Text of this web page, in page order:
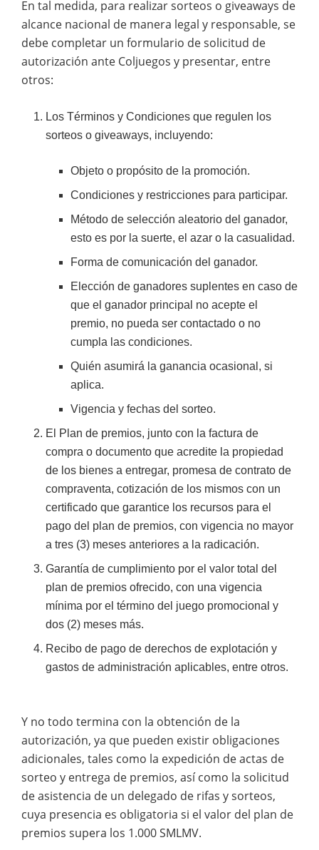
En tal medida, para realizar sorteos o giveaways de
alcance nacional de manera legal y responsable, se
debe completar un formulario de solicitud de
autorización ante Coljuegos y presentar, entre
otros:
Los Términos y Condiciones que regulen los
sorteos o giveaways, incluyendo:
Objeto o propósito de la promoción.
Condiciones y restricciones para participar.
Método de selección aleatorio del ganador,
esto es por la suerte, el azar o la casualidad.
Forma de comunicación del ganador.
Elección de ganadores suplentes en caso de
que el ganador principal no acepte el
premio, no pueda ser contactado o no
cumpla las condiciones.
Quién asumirá la ganancia ocasional, si
aplica.
Vigencia y fechas del sorteo.
El Plan de premios, junto con la factura de
compra o documento que acredite la propiedad
de los bienes a entregar, promesa de contrato de
compraventa, cotización de los mismos con un
certificado que garantice los recursos para el
pago del plan de premios, con vigencia no mayor
a tres (3) meses anteriores a la radicación.
Garantía de cumplimiento por el valor total del
plan de premios ofrecido, con una vigencia
mínima por el término del juego promocional y
dos (2) meses más.
Recibo de pago de derechos de explotación y
gastos de administración aplicables, entre otros.
Y no todo termina con la obtención de la
autorización, ya que pueden existir obligaciones
adicionales, tales como la expedición de actas de
sorteo y entrega de premios, así como la solicitud
de asistencia de un delegado de rifas y sorteos,
cuya presencia es obligatoria si el valor del plan de
premios supera los 1.000 SMLMV.